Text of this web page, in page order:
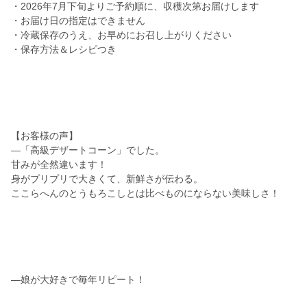
・2026年7月下旬よりご予約順に、収穫次第お届けします
・お届け日の指定はできません
・冷蔵保存のうえ、お早めにお召し上がりください
・保存方法＆レシピつき
【お客様の声】
―「高級デザートコーン」でした。
甘みが全然違います！
身がプリプリで大きくて、新鮮さが伝わる。
ここらへんのとうもろこしとは比べものにならない美味しさ！
―娘が大好きで毎年リピート！